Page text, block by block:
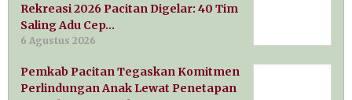
Rekreasi 2026 Pacitan Digelar: 40 Tim
Saling Adu Cep…
6 Agustus 2026
Pemkab Pacitan Tegaskan Komitmen
Perlindungan Anak Lewat Penetapan